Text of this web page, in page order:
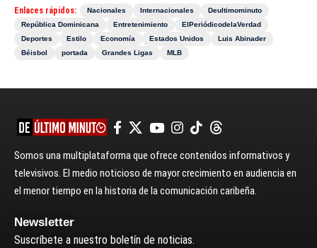
Enlaces rápidos: Nacionales Internacionales
Deultimominuto
República Dominicana
Entretenimiento
ElPeriódicodelaVerdad
Deportes
Estilo Economía Estados Unidos
Luis Abinader
Béisbol
portada Grandes Ligas MLB
Somos una multiplataforma que ofrece contenidos informativos y
televisivos. El medio noticioso de mayor crecimiento en audiencia en
el menor tiempo en la historia de la comunicación caribeña.
Newsletter
Suscríbete a nuestro boletín de noticias.